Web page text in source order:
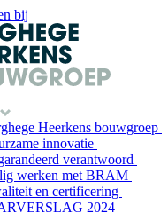
bij
Heerkens bouwgroep
innovatie
verantwoord
werken met BRAM
en certificering
2024